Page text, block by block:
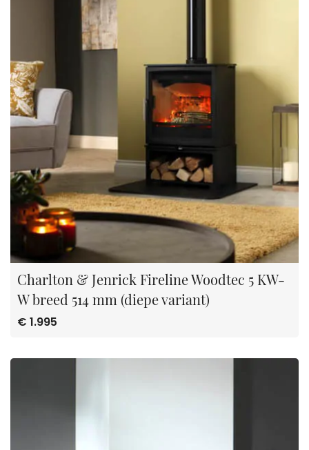
Charlton & Jenrick Fireline Woodtec 5 KW-
W breed 514 mm (diepe variant)
€ 1.995